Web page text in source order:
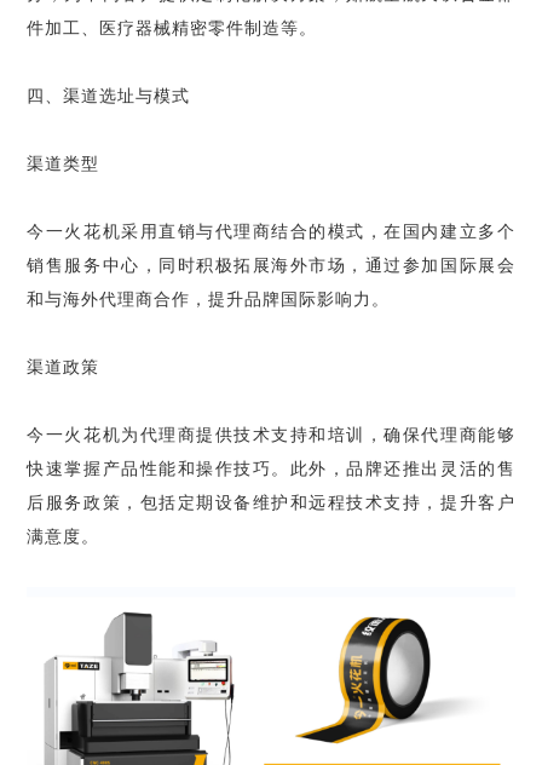
件加工、医疗器械精密零件制造等。
四、渠道选址与模式
渠道类型
今一火花机采用直销与代理商结合的模式，在国内建立多个
销售服务中心，同时积极拓展海外市场，通过参加国际展会
和与海外代理商合作，提升品牌国际影响力。
渠道政策
今一火花机为代理商提供技术支持和培训，确保代理商能够
快速掌握产品性能和操作技巧。此外，品牌还推出灵活的售
后服务政策，包括定期设备维护和远程技术支持，提升客户
满意度。